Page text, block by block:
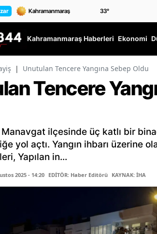
33°
Kahramanmaraş Haberleri Ekonomi
| Unutulan Tencere Yangına Sebep Oldu
Tencere
Manavgat ilçesinde üç katlı bir
yol açtı. Yangın ihbarı üzerine
Yapılan in...
2025 - 14:20 EDİTÖR: Haber Editörü KAYNAK: İHA